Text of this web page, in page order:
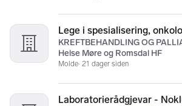
Lege i spesialisering,
KREFTBEHANDLING OG
Helse Møre og Romsdal HF
Molde 21 dager siden
Laboratorierådgjevar -